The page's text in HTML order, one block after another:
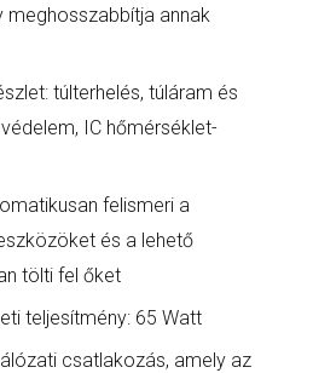
meghosszabbítja annak
túlterhelés, túláram és
IC hőmérséklet-
felismeri a
és a lehető
tölti fel őket
teljesítmény: 65 Watt
csatlakozás, amely az